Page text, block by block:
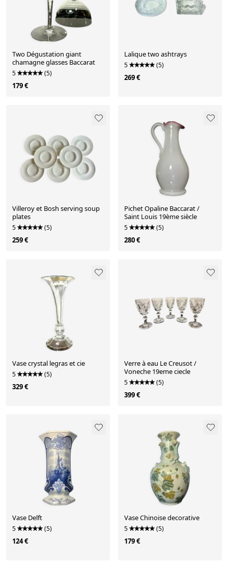
Two Dégustation giant
chamagne glasses Baccarat
5 (5)
179 €
Lalique two ashtrays
5 (5)
269 €
Villeroy et Bosh serving soup
plates
5 (5)
259 €
Pichet Opaline Baccarat /
Saint Louis 19ème siècle
5 (5)
280 €
Vase crystal legras et cie
5 (5)
329 €
Verre à eau Le Creusot /
Voneche 19eme ciecle
5 (5)
399 €
Vase Delft
5 (5)
124 €
Vase Chinoise decorative
5 (5)
179 €